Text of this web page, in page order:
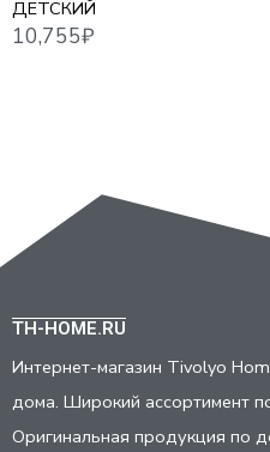
ДЕТСКИЙ
TH-HOME.RU
Интернет-магазин Tivolyo
дома. Широкий ассортимент
Оригинальная продукция по